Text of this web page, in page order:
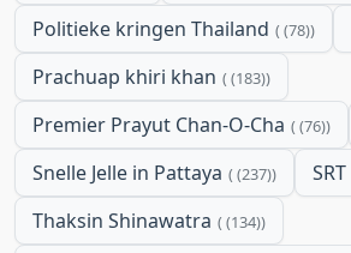
Politieke kringen Thailand (78)
Prachuap khiri khan (183)
Premier Prayut Chan-O-Cha (76)
Snelle Jelle in Pattaya (237) SRT
Thaksin Shinawatra (134)